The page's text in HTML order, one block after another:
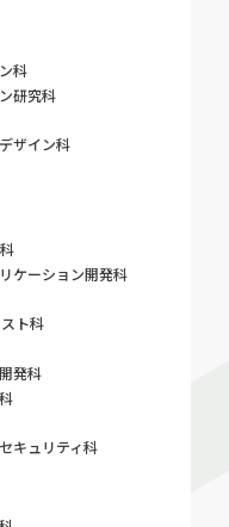
科
研究科
デザイン科
ケーション開発科
ト科
発科
セキュリティ科